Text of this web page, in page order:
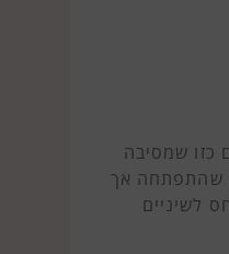
כזו שמסיבה
שהתפתחה אך
לשיניים